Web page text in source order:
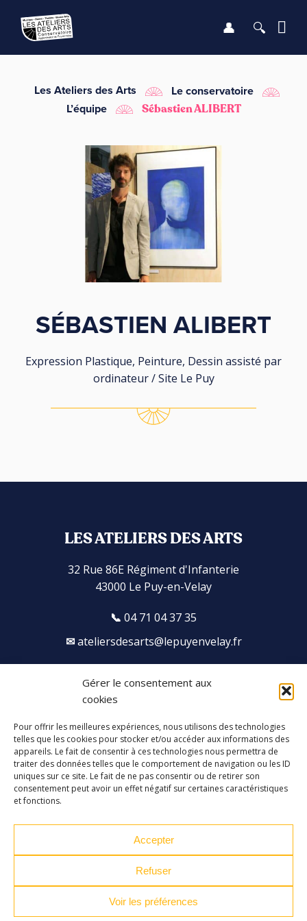
Gérer le consentement aux
cookies
Pour offrir les meilleures expériences, nous utilisons des technologies
telles que les cookies pour stocker et/ou accéder aux informations des
appareils. Le fait de consentir à ces technologies nous permettra de
traiter des données telles que le comportement de navigation ou les ID
uniques sur ce site. Le fait de ne pas consentir ou de retirer son
consentement peut avoir un effet négatif sur certaines caractéristiques
et fonctions.
Accepter
Refuser
Voir les préférences
LE CONSERVATOIRE
LES ENSEIGNEMENTS
INFOS PRATIQUES
Se
Les Ateliers des Arts
Le conservatoire
L’équipe
Sébastien ALIBERT
SÉBASTIEN ALIBERT
Expression Plastique, Peinture, Dessin assisté par
ordinateur / Site Le Puy
LES ATELIERS DES ARTS
32 Rue 86E Régiment d'Infanterie
43000 Le Puy-en-Velay
04 71 04 37 35
ateliersdesarts@lepuyenvelay.fr
S'inscrire à la newsletter